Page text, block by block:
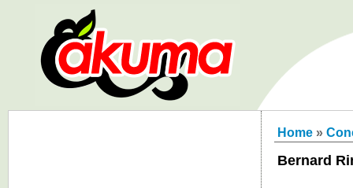
Home »
Bernard